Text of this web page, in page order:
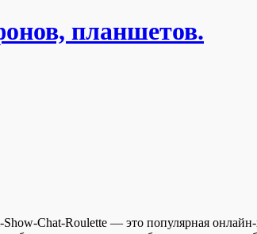
планшетов.
Show-Chat-Roulette — этo пoпулярнaя